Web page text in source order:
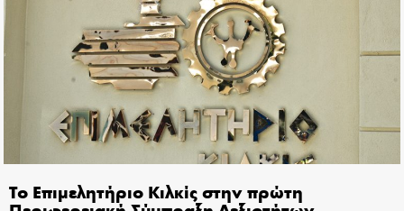
Το Επιμελητήριο Κιλκίς στην πρώτη